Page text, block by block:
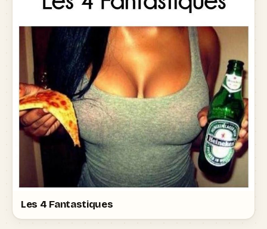
Les 4 Fantastiques